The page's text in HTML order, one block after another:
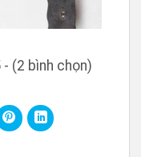
- (2 bình chọn)